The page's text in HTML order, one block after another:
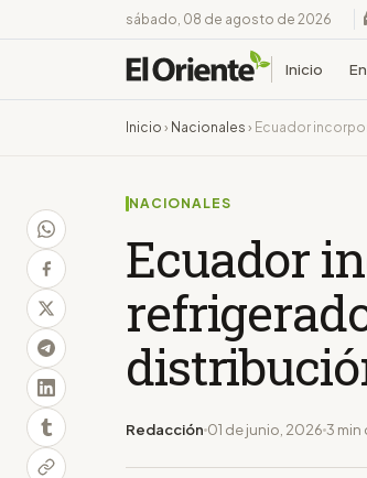
sábado, 08 de agosto de 2026
Inicio
Inicio › Nacionales › Ecuador
NACIONALES
Ecuador
Redacción 01 de junio, 2026 3 min